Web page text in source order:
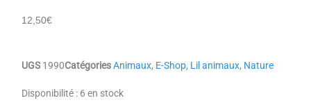
12,50€
UGS1990CatégoriesAnimaux, E-Shop, Lil animaux, Nature
Disponibilité : 6 en stock
quantité